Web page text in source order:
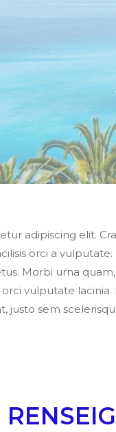
adipiscing elit.
orci a
Morbi urna
vulputate
justo sem